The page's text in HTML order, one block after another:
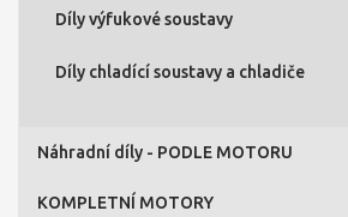
Díly výfukové soustavy
Díly chladící soustavy a chladiče
Náhradní díly - PODLE MOTORU
KOMPLETNÍ MOTORY